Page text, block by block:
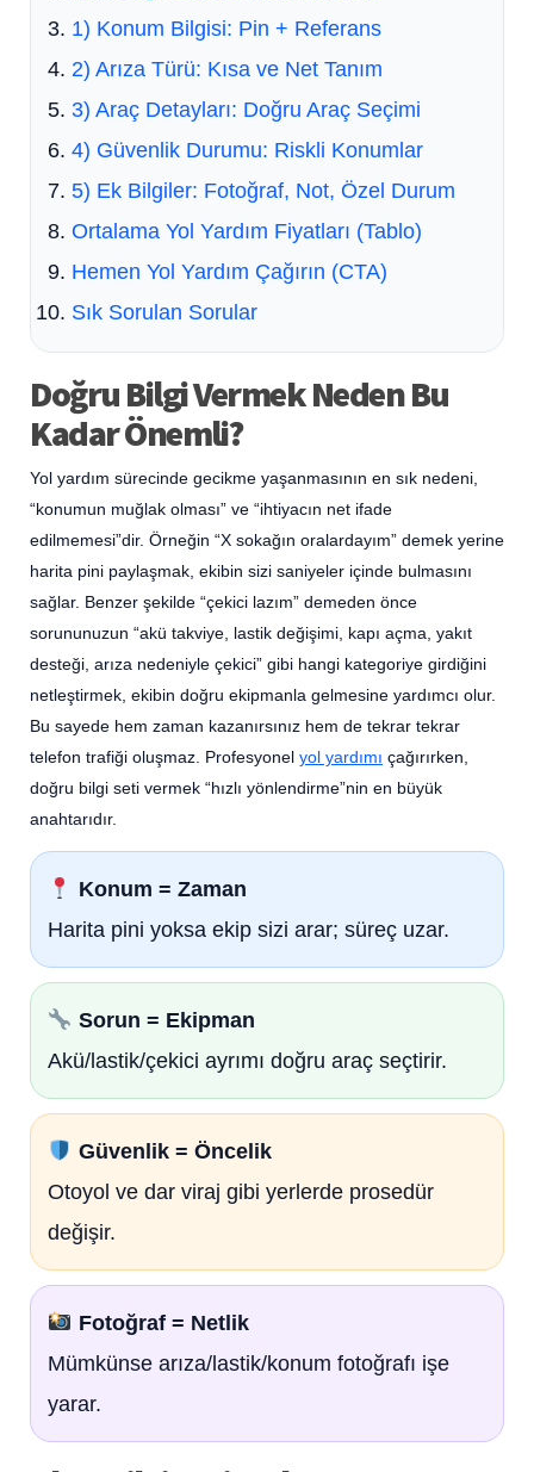
1) Konum Bilgisi: Pin + Referans
2) Arıza Türü: Kısa ve Net Tanım
3) Araç Detayları: Doğru Araç Seçimi
4) Güvenlik Durumu: Riskli Konumlar
5) Ek Bilgiler: Fotoğraf, Not, Özel Durum
Ortalama Yol Yardım Fiyatları (Tablo)
Hemen Yol Yardım Çağırın (CTA)
Sık Sorulan Sorular
Doğru Bilgi Vermek Neden Bu
Kadar Önemli?
Yol yardım sürecinde gecikme yaşanmasının en sık nedeni,
“konumun muğlak olması” ve “ihtiyacın net ifade
edilmemesi”dir. Örneğin “X sokağın oralardayım” demek yerine
harita pini paylaşmak, ekibin sizi saniyeler içinde bulmasını
sağlar. Benzer şekilde “çekici lazım” demeden önce
sorununuzun “akü takviye, lastik değişimi, kapı açma, yakıt
desteği, arıza nedeniyle çekici” gibi hangi kategoriye girdiğini
netleştirmek, ekibin doğru ekipmanla gelmesine yardımcı olur.
Bu sayede hem zaman kazanırsınız hem de tekrar tekrar
telefon trafiği oluşmaz. Profesyonel yol yardımı çağırırken,
doğru bilgi seti vermek “hızlı yönlendirme”nin en büyük
anahtarıdır.
Konum = Zaman
Harita pini yoksa ekip sizi arar; süreç uzar.
Sorun = Ekipman
Akü/lastik/çekici ayrımı doğru araç seçtirir.
Güvenlik = Öncelik
Otoyol ve dar viraj gibi yerlerde prosedür
değişir.
Fotoğraf = Netlik
Mümkünse arıza/lastik/konum fotoğrafı işe
yarar.